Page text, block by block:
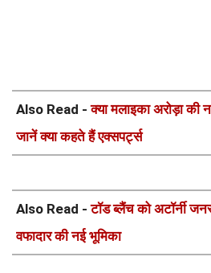
Also Read -क्या मलाइका अरोड़ा की
जानें क्या कहते हैं एक्सपर्ट्स
Also Read -टॉड ब्लैंच को अटॉर्नी
वफादार की नई भूमिका